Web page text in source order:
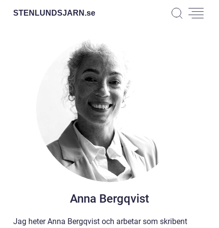
STENLUNDSJARN.se
Anna Bergqvist
Jag heter Anna Bergqvist och arbetar som skribent